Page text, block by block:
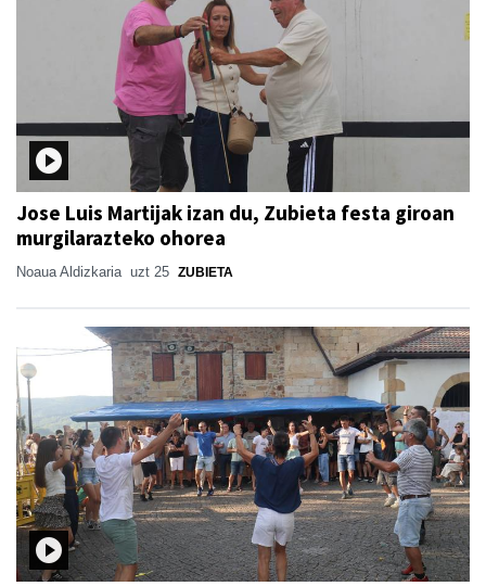
Jose Luis Martijak izan du, Zubieta festa giroan
murgilarazteko ohorea
Noaua Aldizkaria uzt 25 ZUBIETA